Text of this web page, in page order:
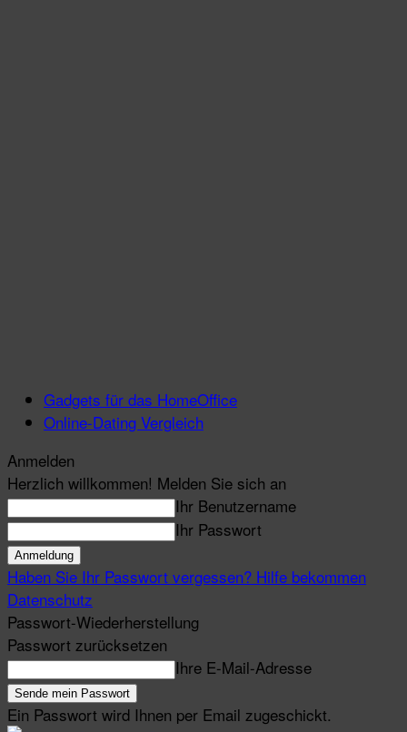
Gadgets für das HomeOffice
Online-Dating Vergleich
Anmelden
Herzlich willkommen! Melden Sie sich an
Ihr Benutzername
Ihr Passwort
Haben Sie Ihr Passwort vergessen? Hilfe bekommen
Datenschutz
Passwort-Wiederherstellung
Passwort zurücksetzen
Ihre E-Mail-Adresse
Ein Passwort wird Ihnen per Email zugeschickt.